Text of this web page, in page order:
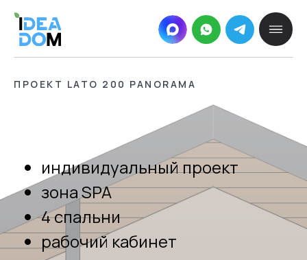
ПРОЕКТ LATO 200 PANORAMA
индивидуальный проект
зона SPA
4 спальни
рабочий кабинет